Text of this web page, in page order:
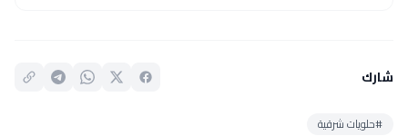
شارك
#حلويات شرقية